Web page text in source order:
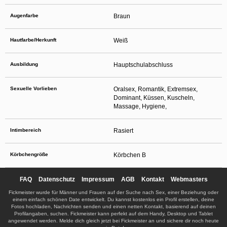
Augenfarbe Braun
Hautfarbe/Herkunft Weiß
Ausbildung Hauptschulabschluss
Sexuelle Vorlieben
Oralsex, Romantik, Extremsex,
Dominant, Küssen, Kuscheln,
Massage, Hygiene,
Intimbereich Rasiert
Körbchengröße Körbchen B
FAQ Datenschutz Impressum AGB Kontakt Webmasters
Fickmeister wurde für Männer und Frauen auf der Suche nach Sex, einer Beziehung oder
einem einfach schönen Date entwickelt. Du kannst kostenlos ein Profil erstellen, deine
Fotos hochladen, Nachrichten senden und einen netten Kontakt, basierend auf deinen
Profilangaben, suchen. Fickmeister kann perfekt auf dem Handy, Desktop und Tablet
angewendet werden. Melde dich gleich jetzt bei Fickmeister an und sichere dir noch heute